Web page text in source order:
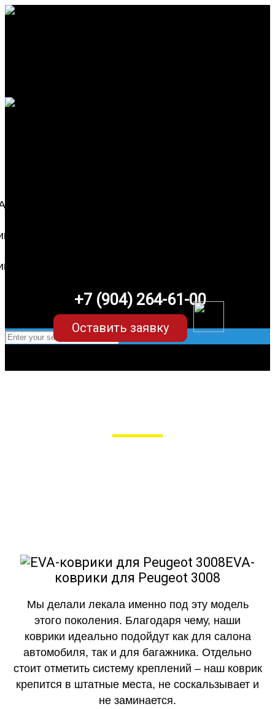
+7 (904) 264-61-00
Оставить заявку
EVA-
коврики для Peugeot 3008
Мы делали лекала именно под эту модель
этого поколения. Благодаря чему, наши
коврики идеально подойдут как для салона
автомобиля, так и для багажника. Отдельно
стоит отметить систему креплений – наш коврик
крепится в штатные места, не соскальзывает и
не заминается.